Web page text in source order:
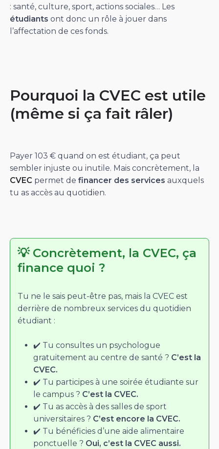
: santé, culture, sport, actions sociales… Les
étudiants ont donc un rôle à jouer dans
l’affectation de ces fonds.
Pourquoi la CVEC est utile
(même si ça fait râler)
Payer 103 € quand on est étudiant, ça peut
sembler injuste ou inutile. Mais concrètement, la
CVEC permet de financer des services auxquels
tu as accès au quotidien.
💡 Concrètement, la CVEC, ça
finance quoi ?
Tu ne le sais peut-être pas, mais la CVEC est
derrière de nombreux services du quotidien
étudiant :
✔️ Tu consultes un psychologue
gratuitement au centre de santé ? C’est la
CVEC.
✔️ Tu participes à une soirée étudiante sur
le campus ? C’est la CVEC.
✔️ Tu as accès à des salles de sport
universitaires ? C’est encore la CVEC.
✔️ Tu bénéficies d’une aide alimentaire
ponctuelle ? Oui, c’est la CVEC aussi.